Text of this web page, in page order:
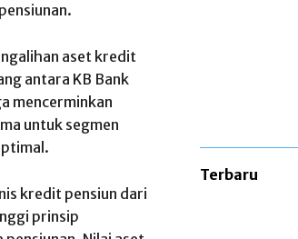
aset kredit
antara KB Bank
mencerminkan
untuk segmen
kredit pensiun dari
prinsip
Terbaru